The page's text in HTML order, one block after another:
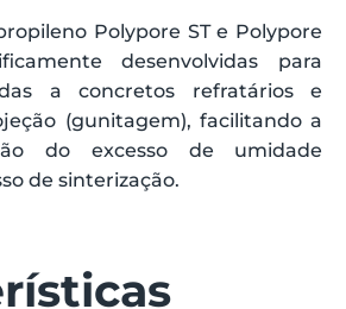
Polypore ST e Polypore
desenvolvidas para
a concretos refratários e
(gunitagem), facilitando a
do excesso de umidade
de sinterização.